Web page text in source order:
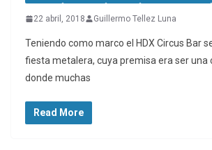
22 abril, 2018 Guillermo Tellez Luna
Teniendo como marco el HDX Circus Bar
fiesta metalera, cuya premisa era ser una
donde muchas
Read More